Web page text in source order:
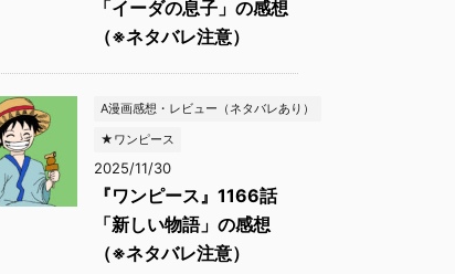
「イーダの息子」の感想
（※ネタバレ注意）
A漫画感想・レビュー（ネタバレあり）
★ワンピース
2025/11/30
『ワンピース』1166話
「新しい物語」の感想
（※ネタバレ注意）